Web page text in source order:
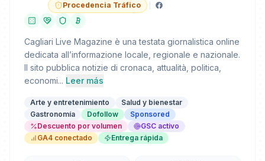
Procedencia Tráfico
Cagliari Live Magazine è una testata giornalistica online
dedicata all’informazione locale, regionale e nazionale.
Il sito pubblica notizie di cronaca, attualità, politica,
economi... Leer más
Arte y entretenimiento
Salud y bienestar
Gastronomía
Dofollow
Sponsored
Descuento por volumen
GSC activo
GA4 conectado
Entrega rápida